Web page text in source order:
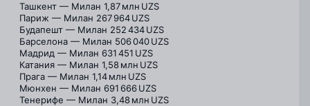
Ташкент — Милан 1,87 млн UZS
Париж — Милан 267 964 UZS
Будапешт — Милан 252 434 UZS
Барселона — Милан 506 040 UZS
Мадрид — Милан 631 451 UZS
Катания — Милан 1,58 млн UZS
Прага — Милан 1,14 млн UZS
Мюнхен — Милан 691 666 UZS
Тенерифе — Милан 3,48 млн UZS